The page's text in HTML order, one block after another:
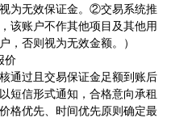
为无效保证金。②交易系统推
该账户不作其他项目及其他用
，否则视为无效金额。）
价
通过且交易保证金足额到账后
短信形式通知，合格意向承租
格优先、时间优先原则确定最